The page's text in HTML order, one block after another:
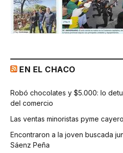
EN EL CHACO
Robó chocolates y $5.000: lo
del comercio
Las ventas minoristas pyme
Encontraron a la joven buscada
Sáenz Peña